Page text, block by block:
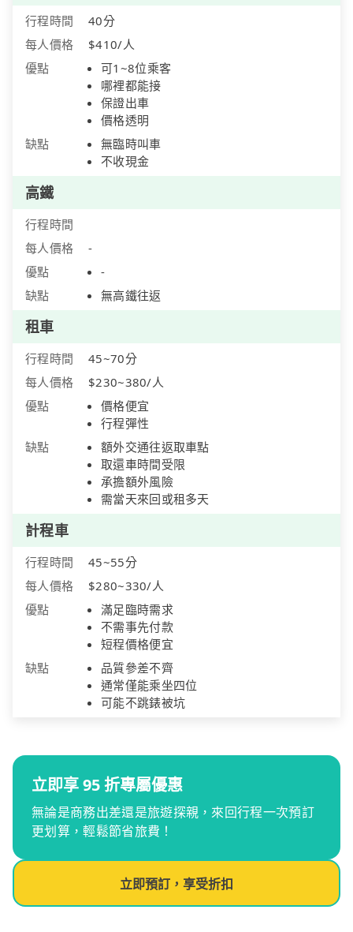
行程時間
40分
每人價格
$410/人
優點
可1~8位乘客
哪裡都能接
保證出車
價格透明
缺點
無臨時叫車
不收現金
高鐵
行程時間
每人價格
-
優點
-
缺點
無高鐵往返
租車
行程時間
45~70分
每人價格
$230~380/人
優點
價格便宜
行程彈性
缺點
額外交通往返取車點
取還車時間受限
承擔額外風險
需當天來回或租多天
計程車
行程時間
45~55分
每人價格
$280~330/人
優點
滿足臨時需求
不需事先付款
短程價格便宜
缺點
品質參差不齊
通常僅能乘坐四位
可能不跳錶被坑
立即享 95 折專屬優惠
無論是商務出差還是旅遊探親，來回行程一次預訂
更划算，輕鬆節省旅費！
立即預訂，享受折扣